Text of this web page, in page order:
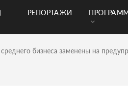
РЕПОРТАЖИ
бизнеса заменены на